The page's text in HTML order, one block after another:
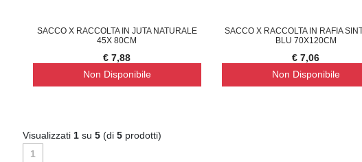
SACCO X RACCOLTA IN JUTA NATURALE
45X 80CM
€ 7,88
Non Disponibile
SACCO X RACCOLTA IN RAFIA
BLU 70X120CM
€ 7,06
Non Disponibile
Visualizzati 1 su 5 (di 5 prodotti)
1